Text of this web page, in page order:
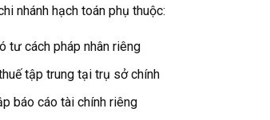
nhánh hạch toán phụ thuộc:
tư cách pháp nhân riêng
tập trung tại trụ sở chính
báo cáo tài chính riêng